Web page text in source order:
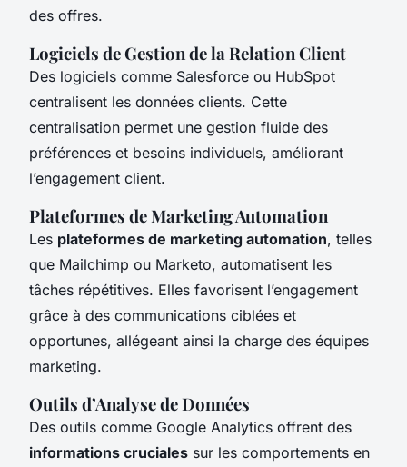
des offres.
Logiciels de Gestion de la Relation Client
Des logiciels comme Salesforce ou HubSpot
centralisent les données clients. Cette
centralisation permet une gestion fluide des
préférences et besoins individuels, améliorant
l’engagement client.
Plateformes de Marketing Automation
Les plateformes de marketing automation, telles
que Mailchimp ou Marketo, automatisent les
tâches répétitives. Elles favorisent l’engagement
grâce à des communications ciblées et
opportunes, allégeant ainsi la charge des équipes
marketing.
Outils d’Analyse de Données
Des outils comme Google Analytics offrent des
informations cruciales sur les comportements en